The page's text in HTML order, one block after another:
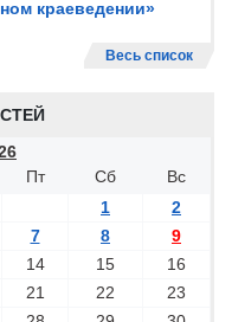
краеведении»
Весь список
Пт Сб
Вс
1
2
7 8
9
14 15
16
21 22
23